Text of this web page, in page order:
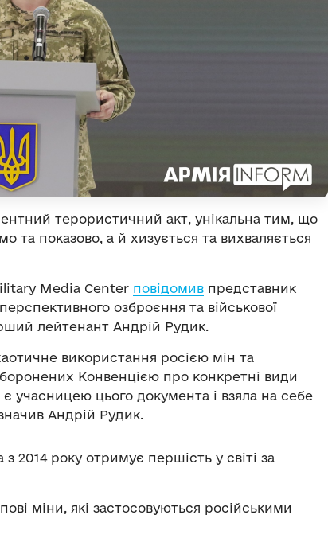
терористичний акт, унікальна тим, що
та показово, а й хизується та вихваляється
Media Center повідомив представник
озброєння та військової
лейтенант Андрій Рудик.
використання росією мін та
Конвенцією про конкретні види
є учасницею цього документа і взяла на себе
Андрій Рудик.
2014 року отримує першість у світі за
міни, які застосовуються російськими